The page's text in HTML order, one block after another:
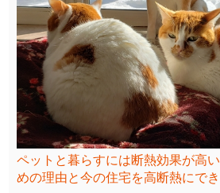
ペットと暮らすには断熱効果が高
めの理由と今の住宅を高断熱にで